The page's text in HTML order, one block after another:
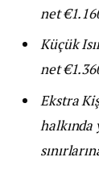
net
Küçük
net
Ekstra